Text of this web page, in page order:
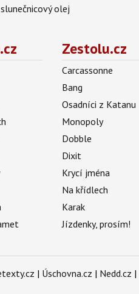
olej
Zestolu.cz
Carcassonne
Bang
Osadníci z Katanu
Monopoly
Dobble
Dixit
Krycí jména
Na křídlech
Karak
Jízdenky, prosím!
| Úschovna.cz | Nedd.cz |